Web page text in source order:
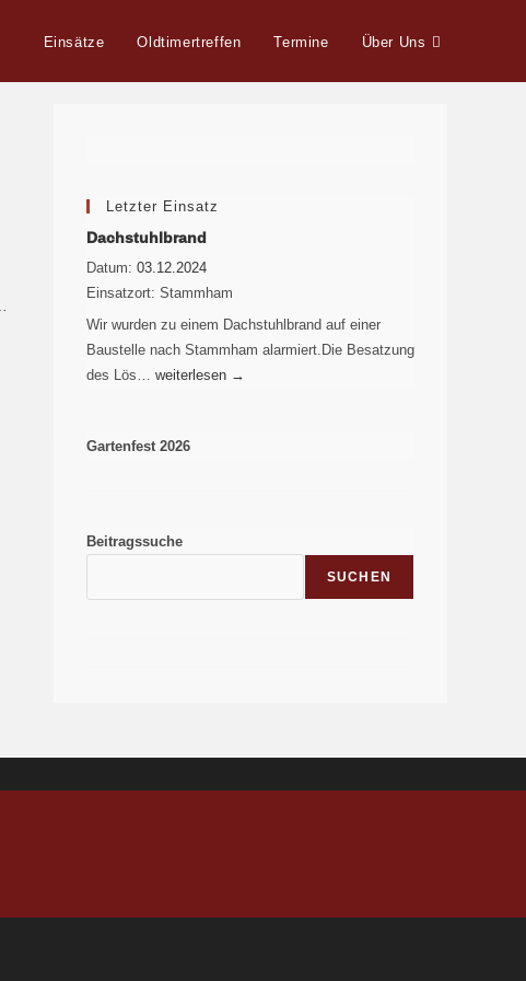
Einsätze Oldtimertreffen Termine Über Uns
Letzter Einsatz
Dachstuhlbrand
Datum: 03.12.2024
Einsatzort: Stammham
Wir wurden zu einem Dachstuhlbrand auf einer
Baustelle nach Stammham alarmiert.Die Besatzung
des Lös… weiterlesen →
Gartenfest 2026
Beitragssuche
SUCHEN